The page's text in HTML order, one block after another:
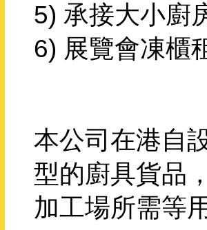
5) 承接大小廚
6) 展覽會凍櫃
本公司在港自
型的廚具貨品
加工場所需等